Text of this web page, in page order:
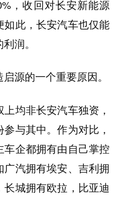
，收回对长安新能源
此，长安汽车也仅能
润。
源的一个重要原因。
均非长安汽车独资，
与其中。作为对比，
企都拥有由自己掌控
汽拥有埃安、吉利拥
城拥有欧拉，比亚迪